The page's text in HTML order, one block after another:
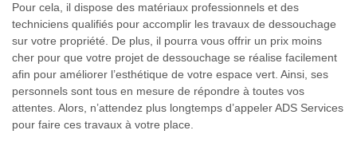
Pour cela, il dispose des matériaux professionnels et des
techniciens qualifiés pour accomplir les travaux de dessouchage
sur votre propriété. De plus, il pourra vous offrir un prix moins
cher pour que votre projet de dessouchage se réalise facilement
afin pour améliorer l’esthétique de votre espace vert. Ainsi, ses
personnels sont tous en mesure de répondre à toutes vos
attentes. Alors, n’attendez plus longtemps d’appeler ADS Services
pour faire ces travaux à votre place.